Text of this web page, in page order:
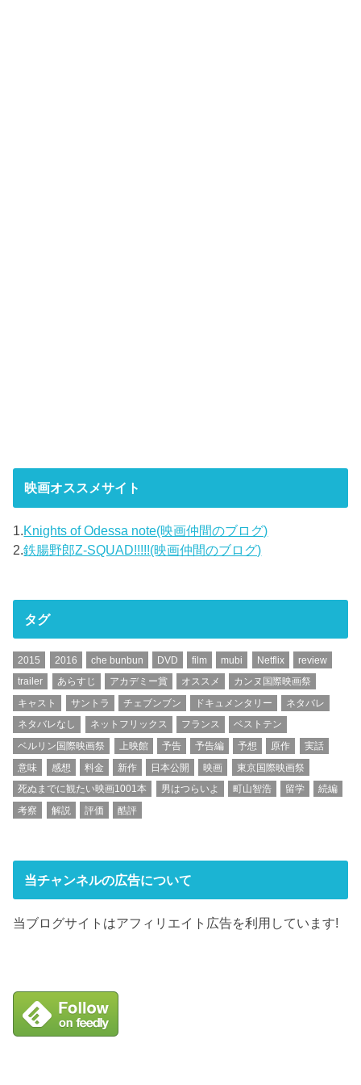
映画オススメサイト
1.Knights of Odessa note(映画仲間のブログ)
2.鉄腸野郎Z-SQUAD!!!!!(映画仲間のブログ)
タグ
2015 2016 che bunbun DVD film mubi Netflix
review
trailer
あらすじ アカデミー賞 オススメ
カンヌ国際映画祭
キャスト
サントラ チェブンブン ドキュメンタリー
ネタバレ
ネタバレなし
ネットフリックス フランス
ベストテン
ベルリン国際映画祭
上映館 予告 予告編 予想 原作
実話
意味
感想 料金 新作 日本公開 映画
東京国際映画祭
死ぬまでに観たい映画1001本
男はつらいよ 町山智浩 留学
続編
考察
解説 評価 酷評
当チャンネルの広告について
当ブログサイトはアフィリエイト広告を利用しています!